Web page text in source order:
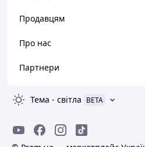
Продавцям
Про нас
Партнери
Тема - світла BETA